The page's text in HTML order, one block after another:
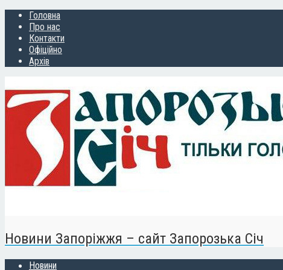
Головна
Про нас
Контакти
Офіційно
Архів
Новини Запоріжжя – сайт Запорозька Січ
Новини